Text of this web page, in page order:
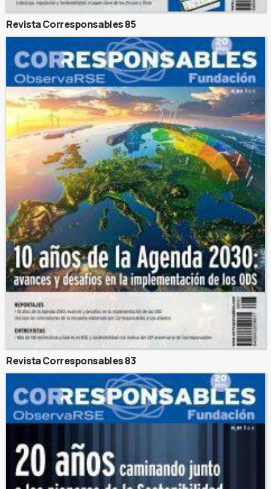
Revista Corresponsables 85
Revista Corresponsables 83